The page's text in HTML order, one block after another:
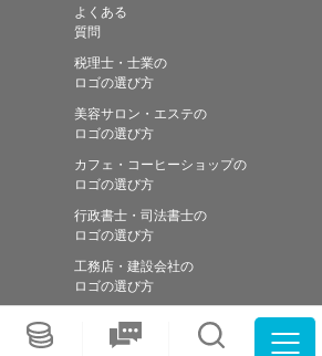
よくある
質問
税理士・士業の
ロゴの選び方
美容サロン・エステの
ロゴの選び方
カフェ・コーヒーショップの
ロゴの選び方
行政書士・司法書士の
ロゴの選び方
工務店・建設会社の
ロゴの選び方